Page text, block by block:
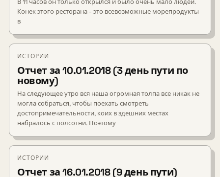
Конек этого ресторана - это всевозможные морепродукты
в
ИСТОРИИ
Отчет за 10.01.2018 (3 день пути по
новому)
На следующее утро вся наша огромная толпа все никак не
могла собраться, чтобы поехать смотреть
достопримечательности, коих в здешних местах
набралось с полсотни. Поэтому
ИСТОРИИ
Отчет за 16.01.2018 (9 день пути)